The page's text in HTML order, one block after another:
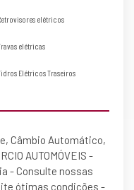
elétricos
elétricas
Elétricos Traseiros
Câmbio Automático,
AUTOMÓVEIS -
- Consulte nossas
ótimas condições -